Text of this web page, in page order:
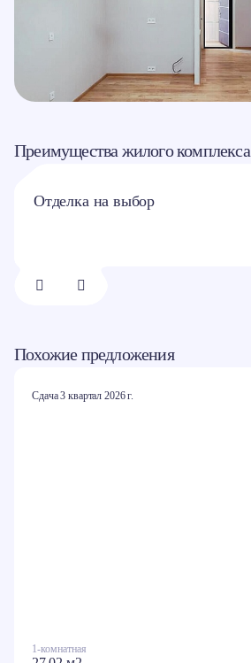
Преимущества жилого комплекса
Отделка на выбор
Похожие предложения
Сдача 3 квартал 2026 г.
1-комнатная